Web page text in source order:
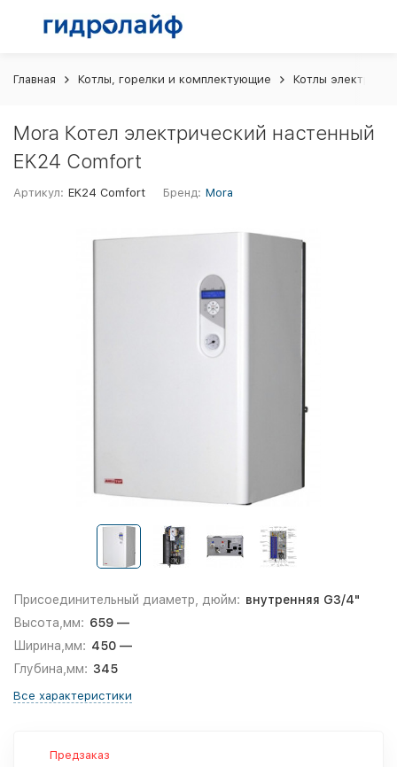
Главная Котлы, горелки и комплектующие Котлы
Mora Котел электрический настенный
EK24 Comfort
Артикул: EK24 Comfort Бренд: Mora
Присоединительный диаметр, дюйм: внутренняя G3/4"
Высота,мм: 659 —
Ширина,мм: 450 —
Глубина,мм: 345
Все характеристики
Предзаказ